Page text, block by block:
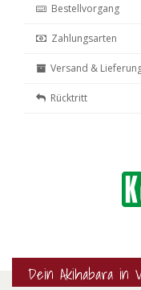
Bestellvorgang
Zahlungsarten
Versand &
Rücktritt
Dein Akihabara in